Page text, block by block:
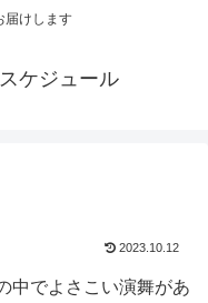
届けします
ケジュール
2023.10.12
中でよさこい演舞があ